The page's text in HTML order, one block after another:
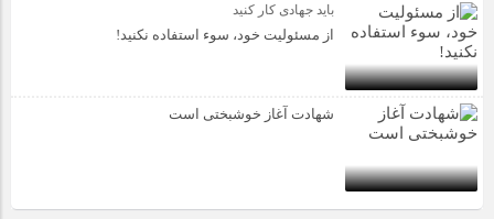
باید جهادی کار کنید
از مسئولیت خود، سوء استفاده نکنید!
شهادت آغاز خوشبختی است